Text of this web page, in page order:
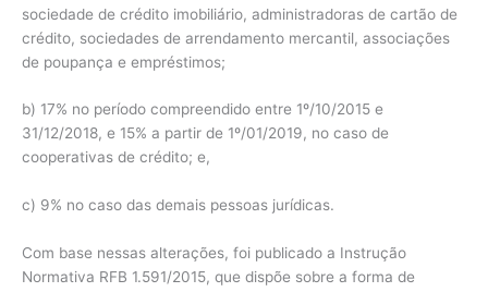
sociedade de crédito imobiliário, administradoras de cartão de
crédito, sociedades de arrendamento mercantil, associações
de poupança e empréstimos;
b) 17% no período compreendido entre 1º/10/2015 e
31/12/2018, e 15% a partir de 1º/01/2019, no caso de
cooperativas de crédito; e,
c) 9% no caso das demais pessoas jurídicas.
Com base nessas alterações, foi publicado a Instrução
Normativa RFB 1.591/2015, que dispõe sobre a forma de